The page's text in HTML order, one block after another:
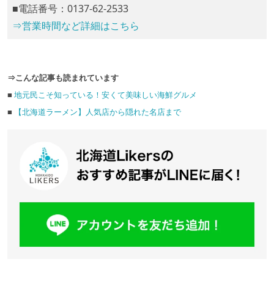
■電話番号：0137‐62‐2533
⇒営業時間など詳細はこちら
⇒こんな記事も読まれています
■ 地元民こそ知っている！安くて美味しい海鮮グルメ
■
【北海道ラーメン】人気店から隠れた名店まで